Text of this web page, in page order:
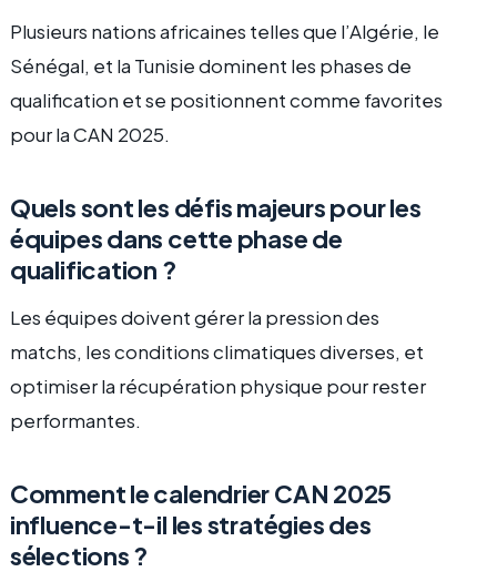
Plusieurs nations africaines telles que l’Algérie, le
Sénégal, et la Tunisie dominent les phases de
qualification et se positionnent comme favorites
pour la CAN 2025.
Quels sont les défis majeurs pour les
équipes dans cette phase de
qualification ?
Les équipes doivent gérer la pression des
matchs, les conditions climatiques diverses, et
optimiser la récupération physique pour rester
performantes.
Comment le calendrier CAN 2025
influence-t-il les stratégies des
sélections ?